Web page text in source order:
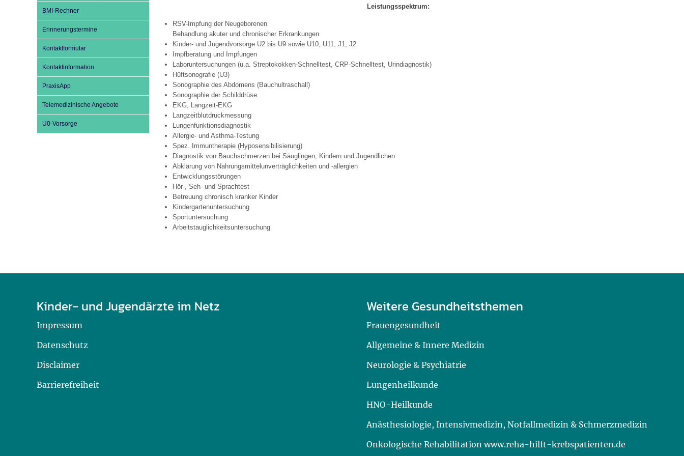
Impfsicherheit
Häufige Fragen
Recht auf Impfung
Vorsorge- und Impferinnerung
Notdienste
Empfehlungen zum Bildschirmmediengebrauch
Hörlexikon
Material zu den Vorsorgen
Entwicklungskalender
Broschüren und Informationsflyer
Familienzeit gesund gestalten
U0-Vorsorge
BMI-Rechner
Erinnerungstermine
Kontaktformular
Kontaktinformation
PraxisApp
Telemedizinische Angebote
U0-Vorsorge
Leistungsspektrum:
RSV-Impfung der Neugeborenen
Behandlung akuter und chronischer Erkrankungen
Kinder- und Jugendvorsorge U2 bis U9 sowie U10, U11, J1, J2
Impfberatung und Impfungen
Laboruntersuchungen (u.a. Streptokokken-Schnelltest, CRP-Schnelltest, Urindiagnostik)
Hüftsonografie (U3)
Sonographie des Abdomens (Bauchultraschall)
Sonographie der Schilddrüse
EKG, Langzeit-EKG
Langzeitblutdruckmessung
Lungenfunktionsdiagnostik
Allergie- und Asthma-Testung
Spez. Immuntherapie (Hyposensibilisierung)
Diagnostik von Bauchschmerzen bei Säuglingen, Kindern und Jugendlichen
Abklärung von Nahrungsmittelunverträglichkeiten und -allergien
Entwicklungsstörungen
Hör-, Seh- und Sprachtest
Betreuung chronisch kranker Kinder
Kindergartenuntersuchung
Sportuntersuchung
Arbeitstauglichkeitsuntersuchung
Kinder- und Jugendärzte im Netz
Impressum
Datenschutz
Disclaimer
Barrierefreiheit
Weitere Gesundheitsthemen
Frauengesundheit
Allgemeine & Innere Medizin
Neurologie & Psychiatrie
Lungenheilkunde
HNO-Heilkunde
Anästhesiologie, Intensivmedizin, Notfallmedizin & Schmerzmedizin
Onkologische Rehabilitation www.reha-hilft-krebspatienten.de